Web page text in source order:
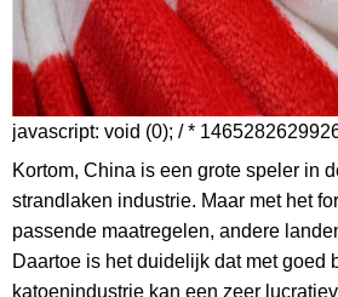
javascript: void (0); / *
Kortom, China is een grote speler in
strandlaken industrie. Maar met het
passende maatregelen, andere
Daartoe is het duidelijk dat met goed
katoenindustrie kan een zeer